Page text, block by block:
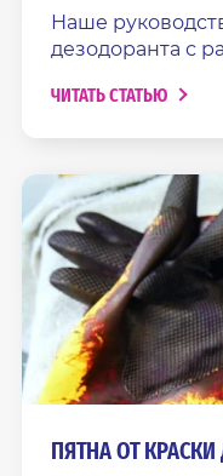
Наше
дезодоранта с
ЧИТАТЬ СТАТЬЮ
ПЯТНА ОТ